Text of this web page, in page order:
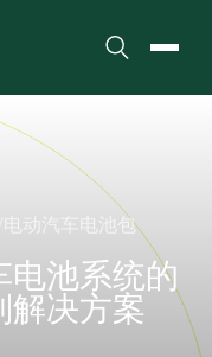
搜索 切换
电动汽车电池包
电池系统的
解决方案